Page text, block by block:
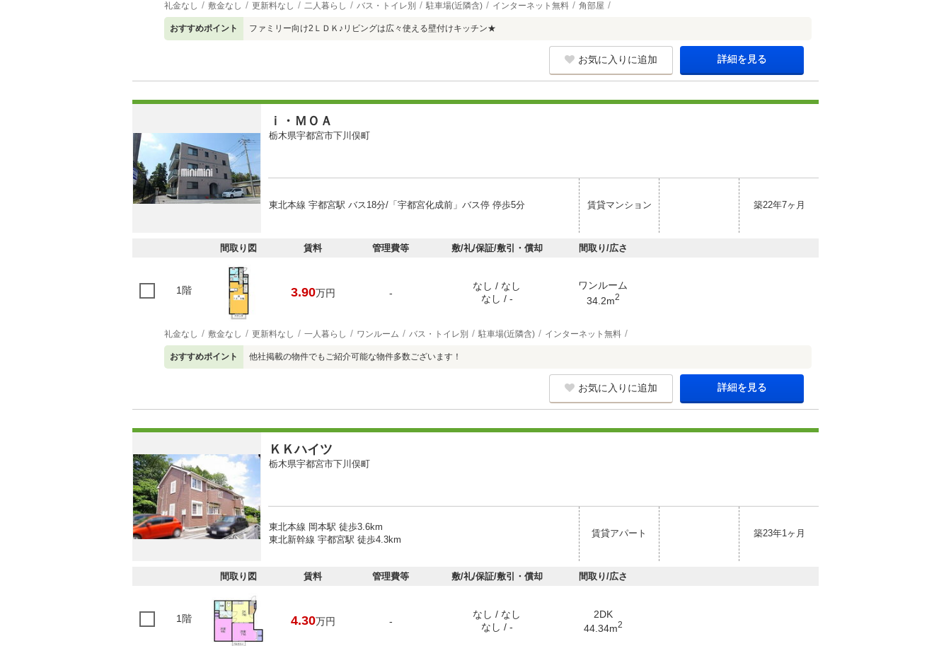
礼金なし 敷金なし 更新料なし 二人暮らし バス・トイレ別 駐車場(近隣含) インターネット無料 角部屋
おすすめポイント ファミリー向け2ＬＤＫ♪リビングは広々使える壁付けキッチン★
お気に入りに追加 詳細を見る
ｉ・ＭＯＡ
栃木県宇都宮市下川俣町
東北本線 宇都宮駅 バス18分/「宇都宮化成前」バス停 停歩5分 賃貸マンション 築22年7ヶ月
間取り図 賃料 管理費等 敷/礼/保証/敷引・償却 間取り/広さ
1階 3.90万円 -
なし / なし
なし / -
ワンルーム
34.2m2
礼金なし 敷金なし 更新料なし 一人暮らし ワンルーム バス・トイレ別 駐車場(近隣含) インターネット無料
おすすめポイント 他社掲載の物件でもご紹介可能な物件多数ございます！
お気に入りに追加 詳細を見る
ＫＫハイツ
栃木県宇都宮市下川俣町
東北本線 岡本駅 徒歩3.6km
東北新幹線 宇都宮駅 徒歩4.3km
賃貸アパート 築23年1ヶ月
間取り図 賃料 管理費等 敷/礼/保証/敷引・償却 間取り/広さ
1階 4.30万円 -
なし / なし
なし / -
2DK
44.34m2